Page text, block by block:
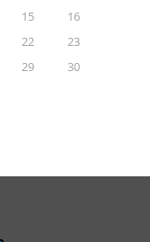
15
16
22
23
29
30